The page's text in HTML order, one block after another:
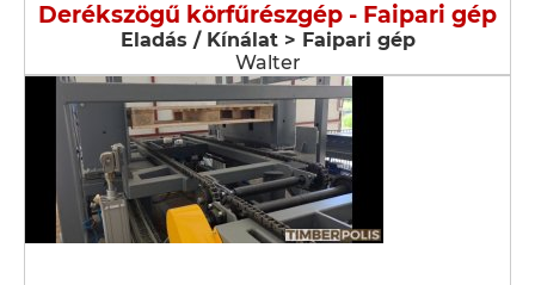
Derékszögű körfűrészgép - Faipari gép
Eladás / Kínálat > Faipari gép
Walter